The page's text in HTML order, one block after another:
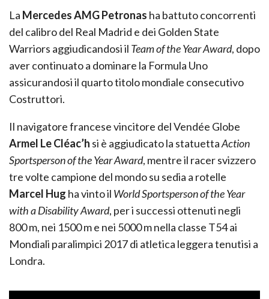
La Mercedes AMG Petronas ha battuto concorrenti
del calibro del Real Madrid e dei Golden State
Warriors aggiudicandosi il Team of the Year Award, dopo
aver continuato a dominare la Formula Uno
assicurandosi il quarto titolo mondiale consecutivo
Costruttori.
Il navigatore francese vincitore del Vendée Globe
Armel Le Cléac’h si è aggiudicato la statuettaAction
Sportsperson of the Year Award, mentre il racer svizzero
tre volte campione del mondo su sedia a rotelle
Marcel Hug ha vinto il World Sportsperson of the Year
with a Disability Award, per i successi ottenuti negli
800 m, nei 1500 m e nei 5000 m nella classe T54 ai
Mondiali paralimpici 2017 di atletica leggera tenutisi a
Londra.